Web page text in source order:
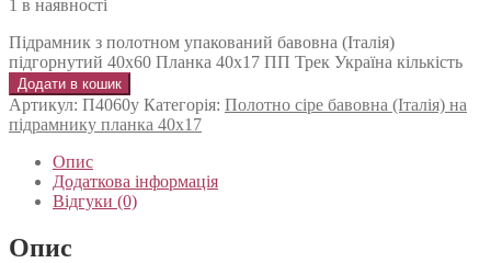
1 в наявності
Підрамник з полотном упакований бавовна (Італія)
підгорнутий 40х60 Планка 40х17 ПП Трек Україна кількість
Додати в кошик
Артикул: П4060у Категорія: Полотно сіре бавовна (Італія) на
підрамнику планка 40х17
Опис
Додаткова інформація
Відгуки (0)
Опис